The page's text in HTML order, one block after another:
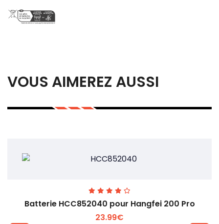
VOUS AIMEREZ AUSSI
Batterie HCC852040 pour Hangfei 200 Pro
23.99€